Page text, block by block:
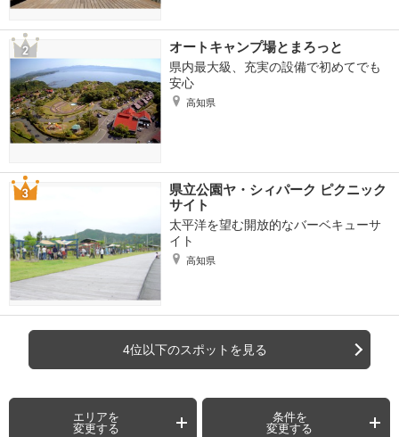
オートキャンプ場とまろっと
県内最大級、充実の設備で初めてでも
安心
高知県
県立公園ヤ・シィパーク ピクニック
サイト
太平洋を望む開放的なバーベキューサ
イト
高知県
4位以下のスポットを見る
エリアを
変更する
条件を
変更する